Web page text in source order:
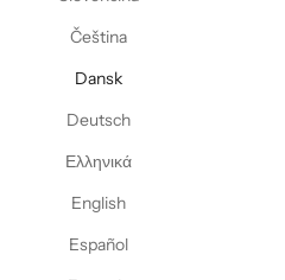
Čeština
Dansk
Deutsch
Ελληνικά
English
Español